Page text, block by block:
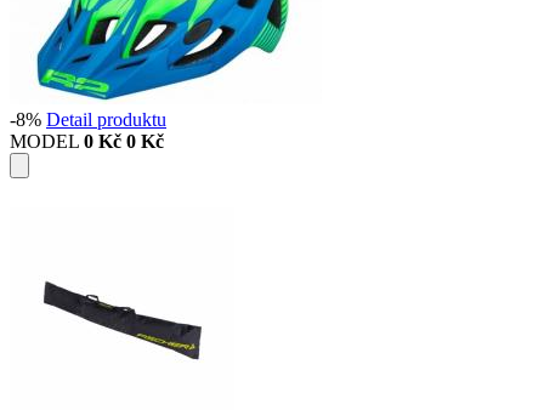
-8% Detail produktu
MODEL 0 Kč 0 Kč